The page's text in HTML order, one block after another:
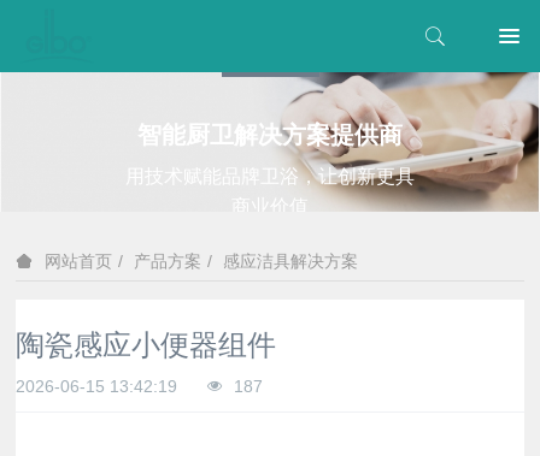
智能厨卫解决方案提供商
用技术赋能品牌卫浴，让创新更具
商业价值
网站首页 产品方案 感应洁具解决方案
陶瓷感应小便器组件
2026-06-15 13:42:19 187